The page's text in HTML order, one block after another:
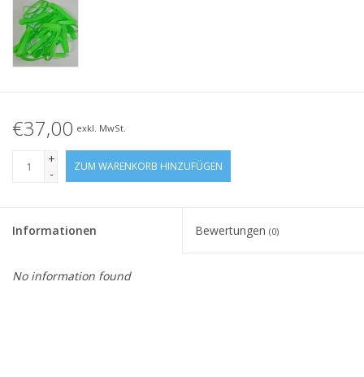
€37,00 exkl. MwSt.
+
-
ZUM WARENKORB HINZUFÜGEN
Informationen Bewertungen (0)
No information found